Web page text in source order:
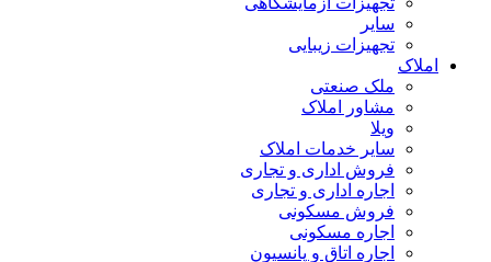
سایر
تجهیزات زیبایی
املاک
ملک صنعتی
مشاور املاک
ویلا
سایر خدمات املاک
فروش اداری و تجاری
اجاره اداری و تجاری
فروش مسکونی
اجاره مسکونی
اجاره اتاق و پانسیون